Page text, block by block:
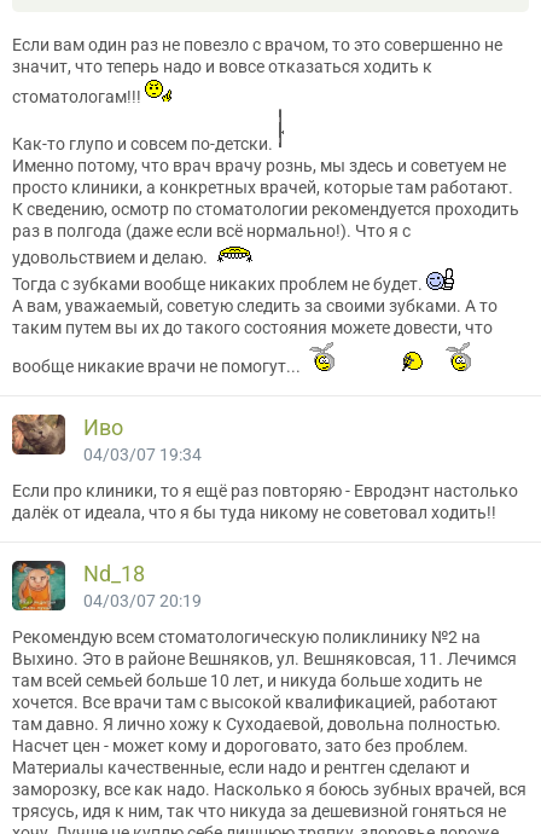
Если вам один раз не повезло с врачом, то это совершенно не
значит, что теперь надо и вовсе отказаться ходить к
стоматологам!!!
Как-то глупо и совсем по-детски.
Именно потому, что врач врачу рознь, мы здесь и советуем не
просто клиники, а конкретных врачей, которые там работают.
К сведению, осмотр по стоматологии рекомендуется проходить
раз в полгода (даже если всё нормально!). Что я с
удовольствием и делаю.
Тогда с зубками вообще никаких проблем не будет.
А вам, уважаемый, советую следить за своими зубками. А то
таким путем вы их до такого состояния можете довести, что
вообще никакие врачи не помогут...
Иво
04/03/07 19:34
Если про клиники, то я ещё раз повторяю - Евродэнт настолько
далёк от идеала, что я бы туда никому не советовал ходить!!
Nd_18
04/03/07 20:19
Рекомендую всем стоматологическую поликлинику №2 на
Выхино. Это в районе Вешняков, ул. Вешняковсая, 11. Лечимся
там всей семьей больше 10 лет, и никуда больше ходить не
хочется. Все врачи там с высокой квалификацией, работают
там давно. Я лично хожу к Суходаевой, довольна полностью.
Насчет цен - может кому и дороговато, зато без проблем.
Материалы качественные, если надо и рентген сделают и
заморозку, все как надо. Насколько я боюсь зубных врачей, вся
трясусь, идя к ним, так что никуда за дешевизной гоняться не